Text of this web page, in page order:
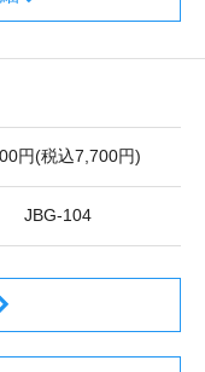
円(税込7,700円)
JBG-104